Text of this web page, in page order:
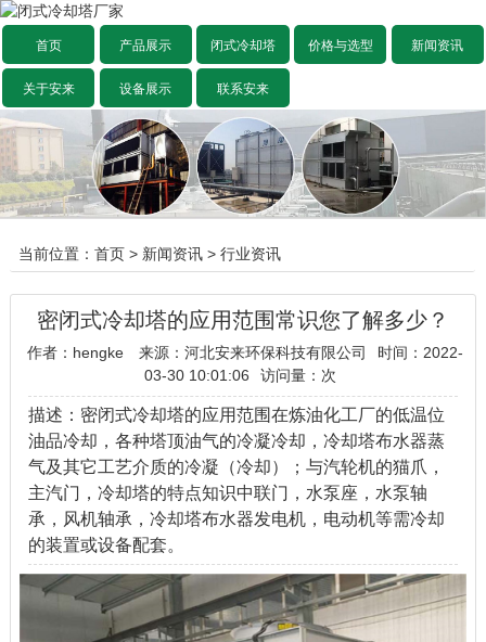
首页 产品展示 闭式冷却塔 价格与选型 新闻资讯
关于安来 设备展示 联系安来
当前位置： 首页> 新闻资讯> 行业资讯
密闭式冷却塔的应用范围常识您了解多少？
作者：hengke 来源：河北安来环保科技有限公司
时间：2022-
03-30 10:01:06
访问量： 次
描述：密闭式冷却塔的应用范围在炼油化工厂的低温位
油品冷却，各种塔顶油气的冷凝冷却，冷却塔布水器蒸
气及其它工艺介质的冷凝（冷却）；与汽轮机的猫爪，
主汽门，冷却塔的特点知识中联门，水泵座，水泵轴
承，风机轴承，冷却塔布水器发电机，电动机等需冷却
的装置或设备配套。